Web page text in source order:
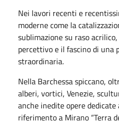
Nei lavori recenti e
moderne come la
sublimazione su raso
percettivo e il fascino di una
straordinaria.
Nella Barchessa spiccano,
alberi, vortici, Venezie,
anche inedite opere dedicate
riferimento a Mirano “Terra